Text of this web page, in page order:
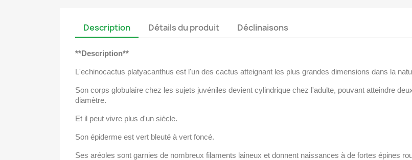
Description Détails du produit Déclinaisons
**Description**
L'echinocactus platyacanthus est l'un des cactus atteignant les plus grandes dimensions dans la
Son corps globulaire chez les sujets juvéniles devient cylindrique chez l'adulte, pouvant atteindre
diamètre.
Et il peut vivre plus d'un siècle.
Son épiderme est vert bleuté à vert foncé.
Ses aréoles sont garnies de nombreux filaments laineux et donnent naissances à de fortes épines